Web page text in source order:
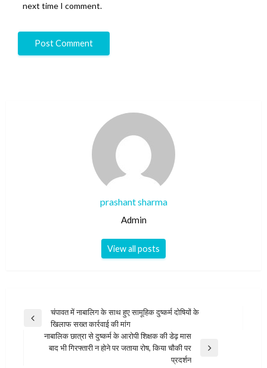
next time I comment.
prashant sharma
Admin
View all posts
Post
navigation
Previous
चंपावत में नाबालिग के साथ हुए सामूहिक दुष्कर्म दोषियों के
खिलाफ सख्त कार्रवाई की मांग
Next
नाबालिक छात्रा से दुष्कर्म के आरोपी शिक्षक की डेढ़ मास
बाद भी गिरफ्तारी न होने पर जताया रोष, किया चौकी पर
प्रदर्शन